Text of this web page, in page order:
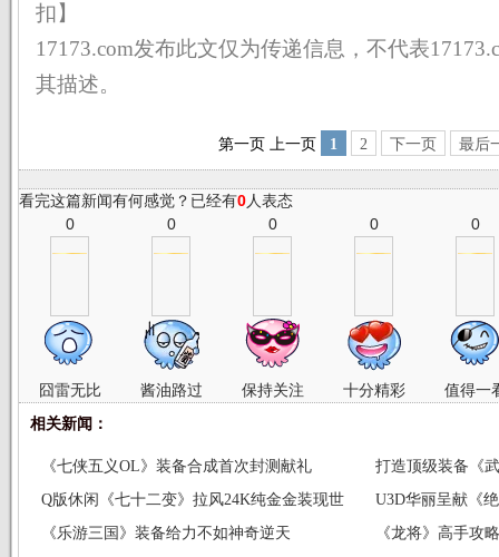
扣】
17173.com发布此文仅为传递信息，不代表
其描述。
第一页 上一页 1 2 下一页 最后
看完这篇新闻有何感觉？已经有0人表态
0
囧雷无比
0
酱油路过
0
保持关注
0
十分精彩
0
值得一
相关新闻：
《七侠五义OL》装备合成首次封测献礼
打造顶级装备《
Q版休闲《七十二变》拉风24K纯金金装现世
U3D华丽呈献《
《乐游三国》装备给力不如神奇逆天
《龙将》高手攻